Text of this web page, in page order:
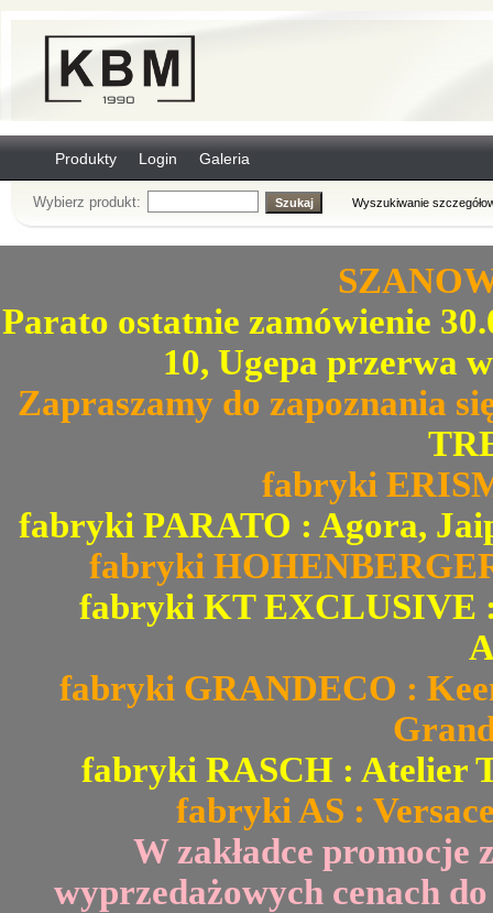
Produkty Login Galeria
Wybierz produkt: Wyszukiwanie
Parato ostatnie zamówienie
10, Ugepa przerwa
Zapraszamy do zapoznania
fabryki
fabryki PARATO : Agora,
fabryki
fabryki KT EXCLUSIVE
fabryki GRANDECO :
fabryki RASCH : Atelier
fabryki AS :
W zakładce promocje
wyprzedażowych cenach